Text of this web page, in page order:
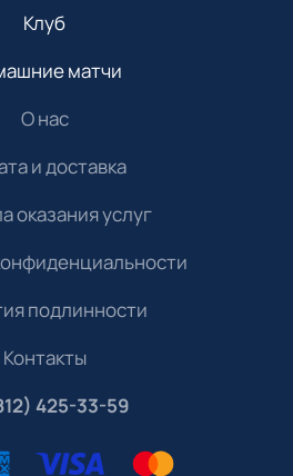
Клуб
матчи
О нас
и доставка
оказания услуг
подлинности
Контакты
425-33-59